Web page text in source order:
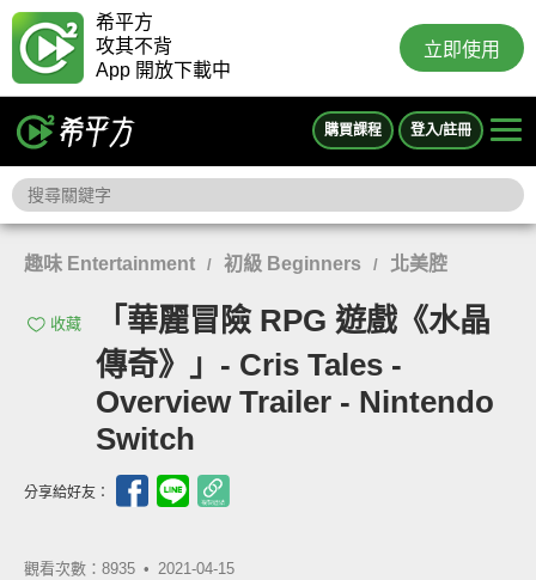
希平方
攻其不背
App 開放下載中
立即使用
購買課程 登入/註冊
趣味 Entertainment / 初級 Beginners / 北美腔
收藏
「華麗冒險 RPG 遊戲《水晶
傳奇》」- Cris Tales -
Overview Trailer - Nintendo
Switch
分享給好友：
觀看次數：8935 • 2021-04-15